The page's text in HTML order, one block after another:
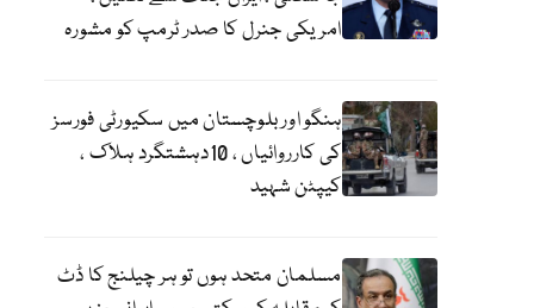
امریکی جنرل کا صدر ٹرمپ کو مشورہ
ہنگو اور بلوچستان میں سکیورٹی فورسز
کی کارروائیاں ، 10دہشتگرد ہلاک ،
کیپٹن شہید
مسلمان متحد ہوں تو ہر چیلنج کا ڈٹ